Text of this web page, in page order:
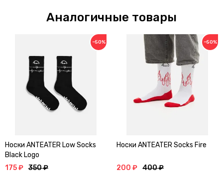
Аналогичные товары
−50%
Носки ANTEATER Low Socks
Black Logo
175 ₽ 350 ₽
−50%
Носки ANTEATER Socks Fire
200 ₽ 400 ₽